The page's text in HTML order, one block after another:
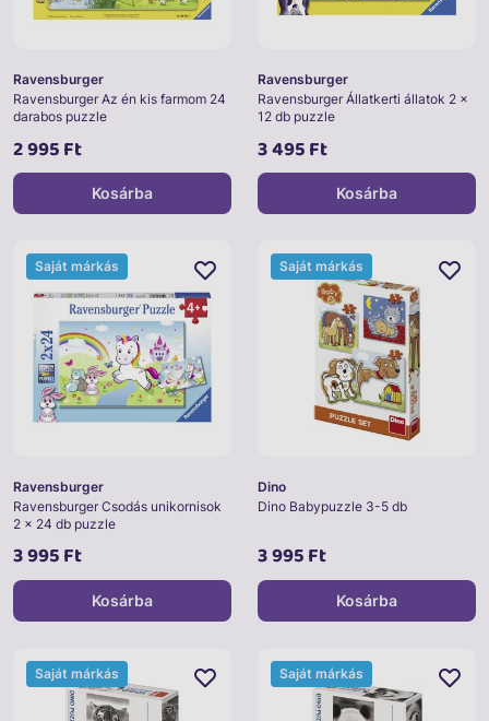
Ravensburger
Ravensburger Az én kis farmom 24
darabos puzzle
2 995 Ft
Kosárba
Ravensburger
Ravensburger Állatkerti állatok 2 x
12 db puzzle
3 495 Ft
Kosárba
Ravensburger
Ravensburger Csodás unikornisok
2 x 24 db puzzle
3 995 Ft
Saját márkás
Kosárba
Dino
Dino Babypuzzle 3-5 db
3 995 Ft
Saját márkás
Kosárba
Saját márkás Saját márkás